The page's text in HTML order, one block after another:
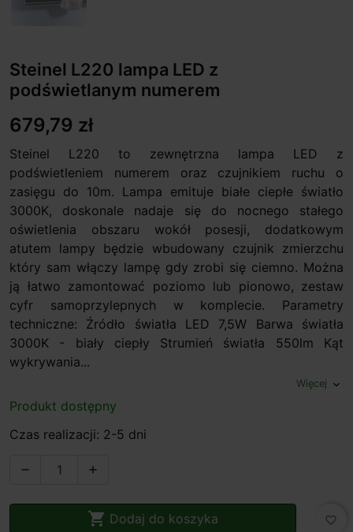
Steinel L220 lampa LED z
podświetlanym numerem
679,79 zł
Steinel L220 to zewnętrzna lampa LED z
podświetleniem numerem oraz czujnikiem ruchu o
zasięgu do 10m. Lampa emituje białe ciepłe światło
3000K, doskonale nadaje się do nocnego stałego
oświetlenia obszaru wokół posesji, dodatkowym
atutem lampy będzie wbudowany czujnik zmierzchu
który sam włączy lampę gdy zrobi się ciemno. Można
ją łatwo zamontować poziomo lub pionowo, zestaw
cyfr samoprzylepnych w komplecie. Parametry
techniczne: Źródło światła LED 7,5W Barwa światła
3000K - biały ciepły Strumień światła 550lm Kąt
wykrywania...
Więcej expand_more
Produkt dostępny
Czas realizacji: 2-5 dni
 
 Dodaj do koszyka favorite_border